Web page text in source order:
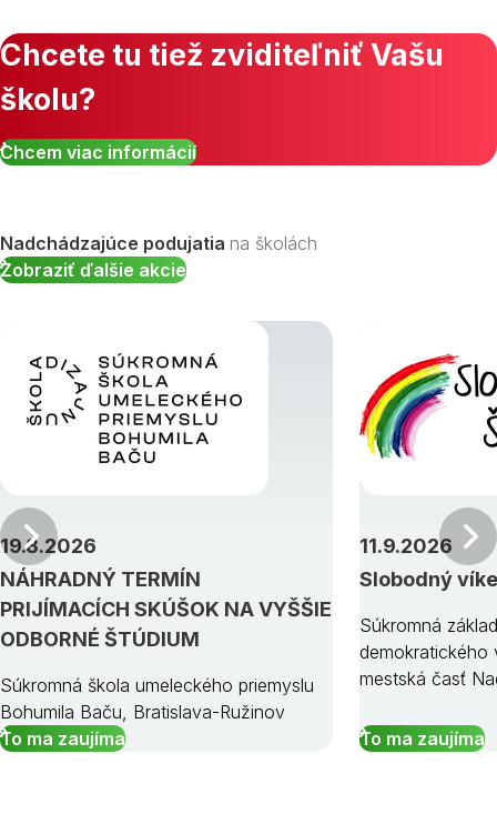
Zobraziť všetky študijné odbory »
Chcete tu tiež zviditeľniť Vašu
školu?
Chcem viac informácií
Nadchádzajúce podujatia na školách
Zobraziť ďalšie akcie
NÁHRADNÝ TERMÍN
PRIJÍMACÍCH SKÚŠOK NA VYŠŠIE
ODBORNÉ ŠTÚDIUM
19.8.2026
Súkromná škola umeleckého priemyslu
Bohumila Baču, Bratislava-Ružinov
To ma zaujíma
Slobodný
11.9.2026
Súkromná
demokratického
mestská časť
To ma zaujíma
Predchádzajúci